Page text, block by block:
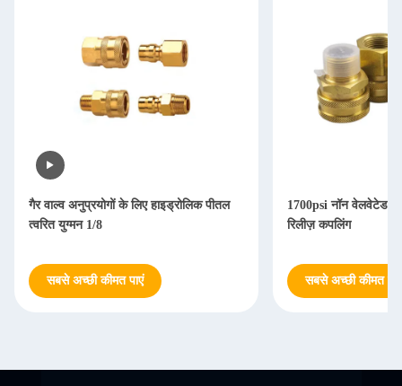
गैर वाल्व अनुप्रयोगों के लिए हाइड्रोलिक पीतल
त्वरित युग्मन 1/8
सबसे अच्छी कीमत पाएं
1700psi नॉन वेलवेटेड
रिलीज़ कपलिंग
सबसे अच्छी कीमत पाएं